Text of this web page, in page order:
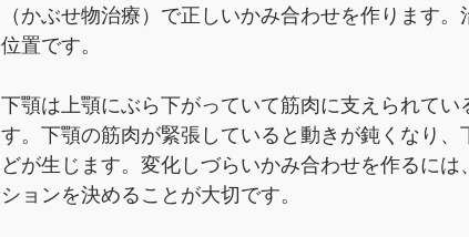
（かぶせ物治療）で正しいかみ合わせを作ります
位置です。
下顎は上顎にぶら下がっていて筋肉に支えられて
す。下顎の筋肉が緊張していると動きが鈍くなり
どが生じます。変化しづらいかみ合わせを作るに
ションを決めることが大切です。